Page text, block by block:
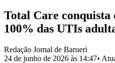
Selecione sua região Para notícias
AldeiaAldeia da SerraAldeia de
JubranBelvalBethaville Boa
Redação Jornal de Barueri